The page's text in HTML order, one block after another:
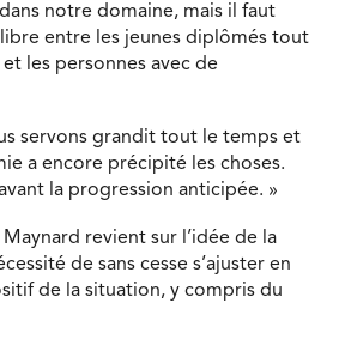
notre domaine, mais il faut
entre les jeunes diplômés tout
les personnes avec de
servons grandit tout le temps et
a encore précipité les choses.
la progression anticipée. »
revient sur l’idée de la
de sans cesse s’ajuster en
de la situation, y compris du